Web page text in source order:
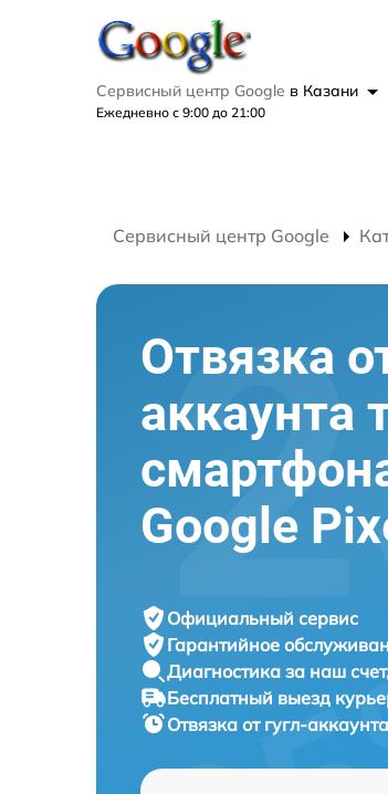
Сервисный центр Google в Казани
Ежедневно с 9:00 до 21:00
Сервисный центр Google
Отвязка
аккаунта
Google
Официальный сервис
Гарантийное
Диагностика за наш
Бесплатный выезд
Отвязка от гугл-